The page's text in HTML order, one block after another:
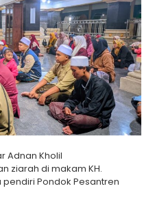
Adnan Kholil
ziarah di makam KH.
Pondok Pesantren